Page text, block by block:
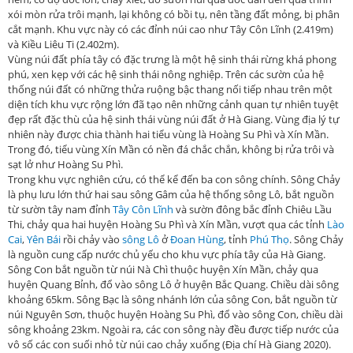
xói mòn rửa trôi mạnh, lại không có bồi tụ, nên tầng đất mỏng, bị phân
cắt mạnh. Khu vực này có các đỉnh núi cao như Tây Côn Lĩnh (2.419m)
và Kiều Liêu Ti (2.402m).
Vùng núi đất phía tây có đặc trưng là một hệ sinh thái rừng khá phong
phú, xen kẹp với các hệ sinh thái nông nghiệp. Trên các sườn của hệ
thống núi đất có những thửa ruộng bậc thang nối tiếp nhau trên một
diện tích khu vực rộng lớn đã tạo nên những cảnh quan tự nhiên tuyệt
đẹp rất đặc thù của hệ sinh thái vùng núi đất ở Hà Giang. Vùng địa lý tự
nhiên này được chia thành hai tiểu vùng là Hoàng Su Phì và Xín Mần.
Trong đó, tiểu vùng Xín Mần có nền đá chắc chắn, không bị rửa trôi và
sạt lở như Hoàng Su Phì.
Trong khu vực nghiên cứu, có thể kể đến ba con sông chính. Sông Chảy
là phụ lưu lớn thứ hai sau sông Gâm của hệ thống sông Lô, bắt nguồn
từ sườn tây nam đỉnh Tây Côn Lĩnh và sườn đông bắc đỉnh Chiêu Lầu
Thi, chảy qua hai huyện Hoàng Su Phì và Xín Mần, vượt qua các tỉnh Lào
Cai,Yên Bái rồi chảy vào sông Lô ởĐoan Hùng, tỉnh Phú Thọ. Sông Chảy
là nguồn cung cấp nước chủ yếu cho khu vực phía tây của Hà Giang.
Sông Con bắt nguồn từ núi Nà Chì thuộc huyện Xín Mần, chảy qua
huyện Quang Bỉnh, đổ vào sông Lô ở huyện Bắc Quang. Chiều dài sông
khoảng 65km. Sông Bạc là sông nhánh lớn của sông Con, bắt nguồn từ
núi Nguyên Sơn, thuộc huyện Hoàng Su Phì, đổ vào sông Con, chiều dài
sông khoảng 23km. Ngoài ra, các con sông này đều được tiếp nước của
vô số các con suối nhỏ từ núi cao chảy xuống (Địa chí Hà Giang 2020).